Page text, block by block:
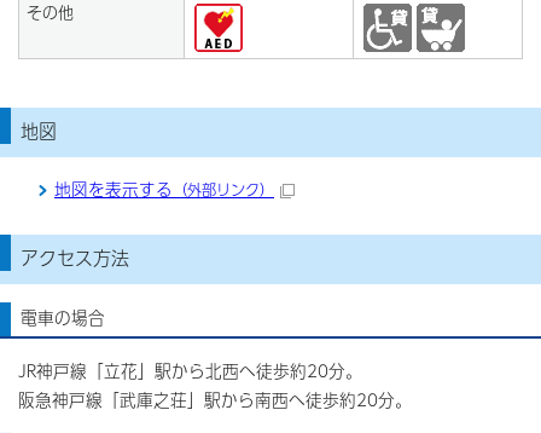
その他
地図
地図を表示する （外部リンク）
アクセス方法
電車の場合
JR神戸線「立花」駅から北西へ徒歩約20分。
阪急神戸線「武庫之荘」駅から南西へ徒歩約20分。